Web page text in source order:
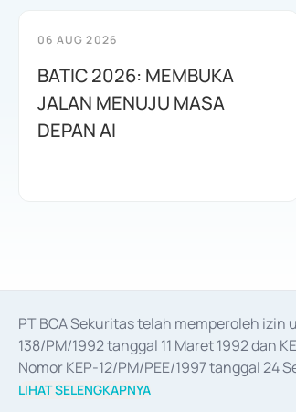
06 AUG 2026
BATIC 2026: MEMBUKA
JALAN MENUJU MASA
DEPAN AI
PT BCA Sekuritas telah memperoleh izin
138/PM/1992 tanggal 11 Maret 1992 dan
Nomor KEP-12/PM/PEE/1997 tanggal 24
merger, akuisisi, divestasi, dan
LIHAT SELENGKAPNYA